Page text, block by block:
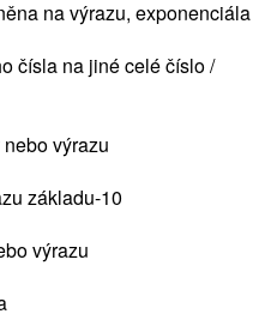
na výrazu, exponenciála
čísla na jiné celé číslo /
výrazu
základu-10
výrazu